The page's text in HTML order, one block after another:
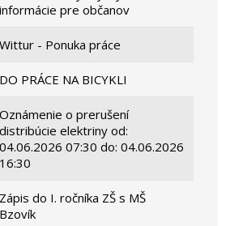
informácie pre občanov
Wittur - Ponuka práce
DO PRÁCE NA BICYKLI
Oznámenie o prerušení
distribúcie elektriny od:
04.06.2026 07:30 do: 04.06.2026
16:30
Zápis do I. ročníka ZŠ s MŠ
Bzovík